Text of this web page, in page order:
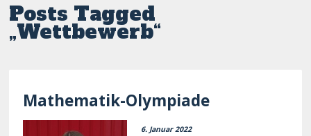
Posts Tagged
„Wettbewerb“
Mathematik-Olympiade
6. Januar 2022